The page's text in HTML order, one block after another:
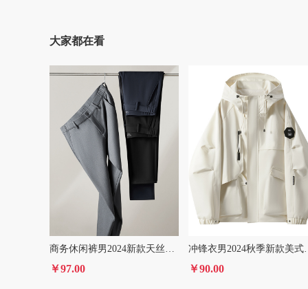
大家都在看
商务休闲裤男2024新款天丝秋冬厚款西裤男士直筒裤子秋季男裤
￥97.00
冲锋衣男
￥90.00